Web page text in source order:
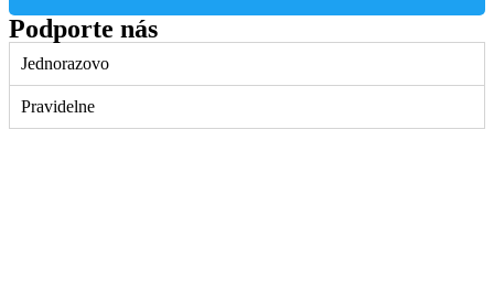
Podporte nás
Jednorazovo
Pravidelne